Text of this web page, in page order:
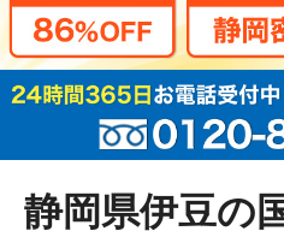
静岡県伊豆の